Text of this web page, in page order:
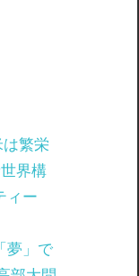
繁栄
界構
ィー
夢」で